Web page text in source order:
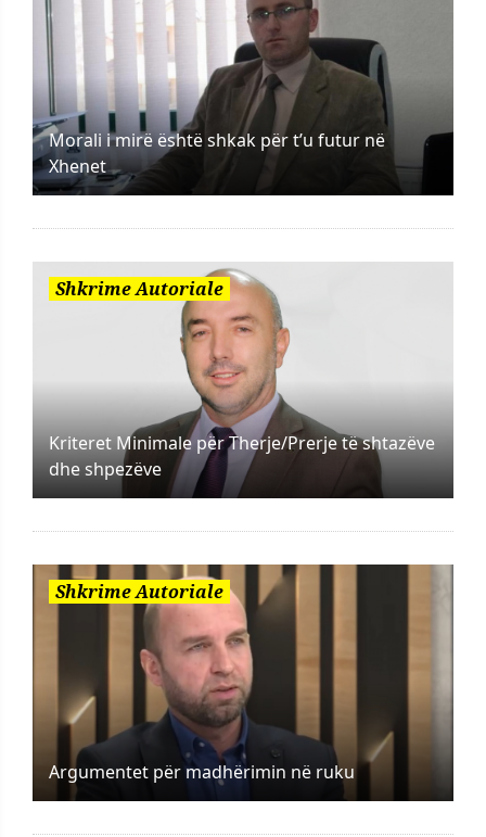
Morali i mirë është shkak për t’u futur në
Xhenet
Shkrime Autoriale
Kriteret Minimale për Therje/Prerje të shtazëve
dhe shpezëve
Shkrime Autoriale
Argumentet për madhërimin në ruku